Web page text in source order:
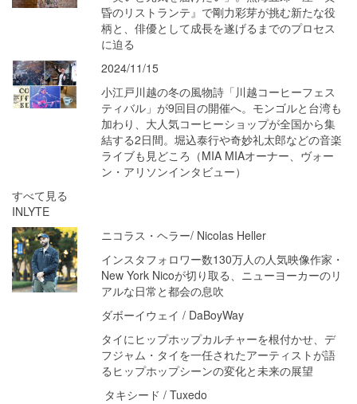
昏のリストランテ』で剛力彩芽が挑む新たな役
柄と、俳優として成長を遂げるまでのプロセス
に迫る
2024/11/15
小江戸川越の冬の風物詩「川越コーヒーフェス
ティバル」が9回目の開催へ。モンゴルと台湾も
加わり、大人気コーヒーショップが全国から集
結する2日間。堀込泰行や奇妙礼太郎などの音楽
ライブも見どころ（MIA MIAオーナー、ヴォー
ン・アリソンインタビュー）
すべて見る
INLYTE
ニコラス・ヘラー/ Nicolas Heller
インスタフォロワー数130万人の人気映像作家・
New York Nicoが切り取る、ニューヨーカーのリ
アルな日常と都会の息吹
ダボーイウェイ / DaBoyWay
タイにヒップホップカルチャーを根付かせ、デ
フジャム・タイを一任されたアーティストが語
るヒップホップシーンの変化と未来の展望
タキシード / Tuxedo